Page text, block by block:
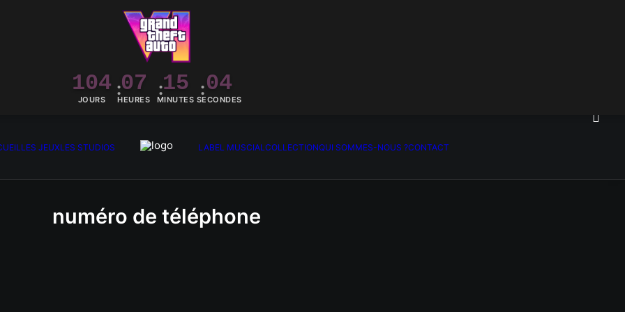
104
JOURS
07
HEURES
15
MINUTES
04
SECONDES
LES JEUXLES STUDIOS LABEL MUSCIALCOLLECTIONQUI SOMMES-NOUS ?CONTACT
numéro de téléphone